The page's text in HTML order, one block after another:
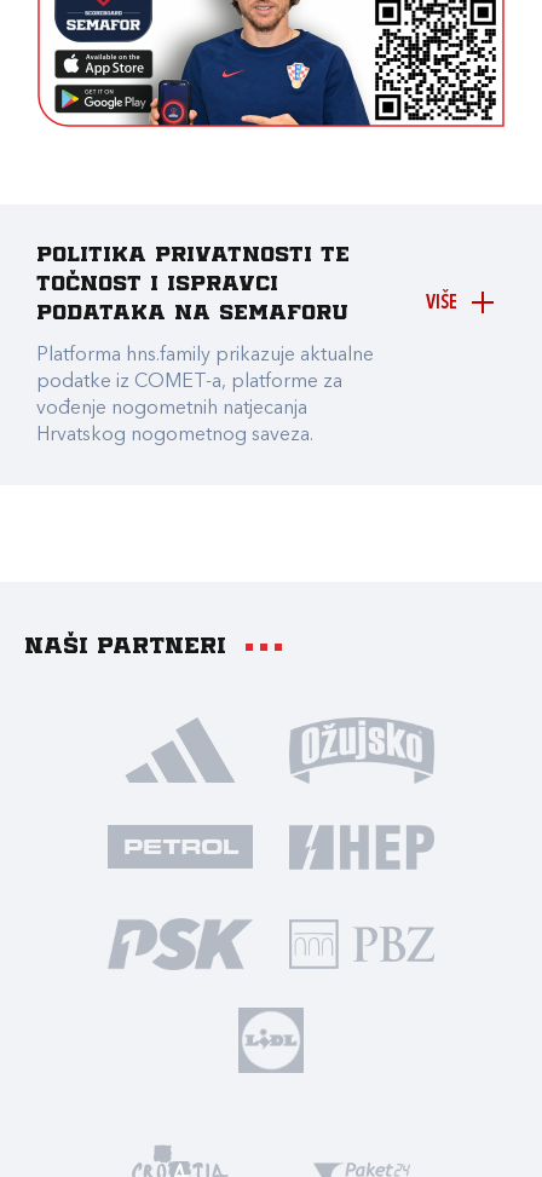
VIŠE
Politika privatnosti te
točnost i ispravci
podataka na Semaforu
Platforma hns.family prikazuje aktualne
podatke iz COMET-a, platforme za
vođenje nogometnih natjecanja
Hrvatskog nogometnog saveza.
Naši partneri